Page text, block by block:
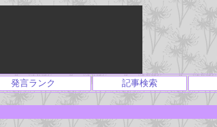
発言ランク 記事検索